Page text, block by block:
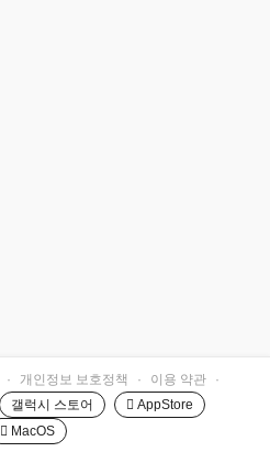
· 개인정보 보호정책 · 이용 약관
·
갤럭시 스토어
 AppStore
 MacOS